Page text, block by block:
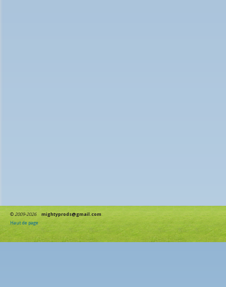
©2009-2026
mightyprods@gmail.com
Haut de page